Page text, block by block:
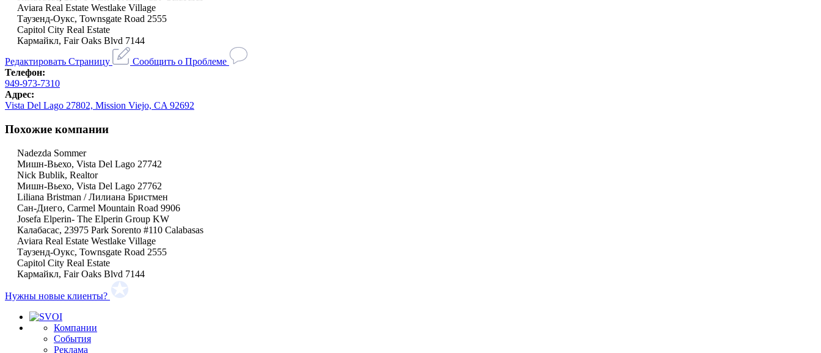
Aviara Real Estate Westlake Village
Таузенд-Оукс, Townsgate Road 2555
Capitol City Real Estate
Кармайкл, Fair Oaks Blvd 7144
Редактировать Страницу
Сообщить о Проблеме
Телефон:
949-973-7310
Адрес:
Vista Del Lago 27802, Mission Viejo, CA 92692
Похожие компании
Nadezda Sommer
Мишн-Вьехо, Vista Del Lago 27742
Nick Bublik, Realtor
Мишн-Вьехо, Vista Del Lago 27762
Liliana Bristman / Лилиана Бристмен
Сан-Диего, Carmel Mountain Road 9906
Josefa Elperin- The Elperin Group KW
Калабасас, 23975 Park Sorento #110 Calabasas
Aviara Real Estate Westlake Village
Таузенд-Оукс, Townsgate Road 2555
Capitol City Real Estate
Кармайкл, Fair Oaks Blvd 7144
Нужны новые клиенты?
Компании
События
Реклама